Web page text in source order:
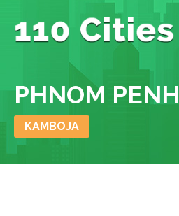
PHNOM PENH
KAMBOJA